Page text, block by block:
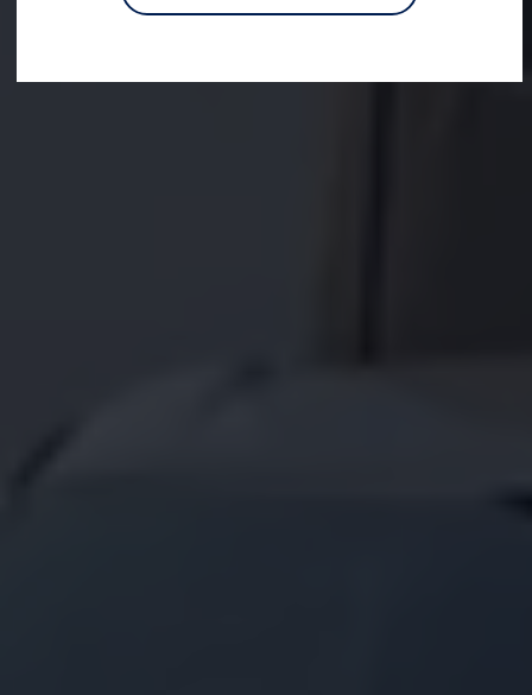
Unternehmen
Karriere im Autohaus